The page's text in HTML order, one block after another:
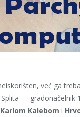
već ga
Splita — gradonačelnik
Karlom Kalebom i